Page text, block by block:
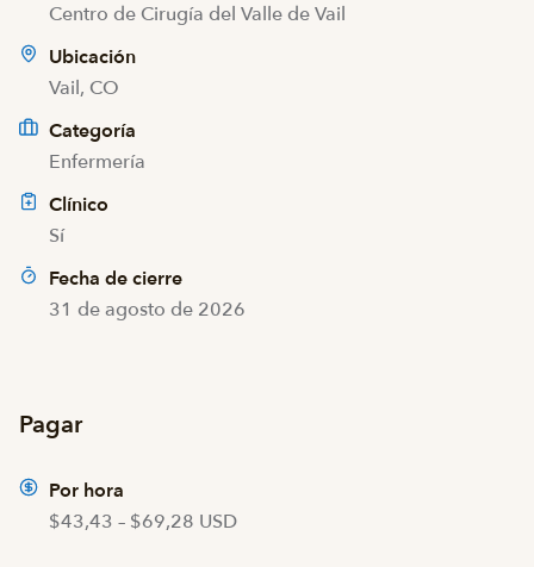
Centro de Cirugía del Valle de Vail
Ubicación
Vail, CO
Categoría
Enfermería
Clínico
Sí
Fecha de cierre
31 de agosto de 2026
Pagar
Por hora
$43,43 – $69,28 USD